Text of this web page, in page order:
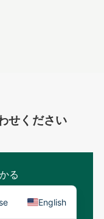
せください
る
ら
English